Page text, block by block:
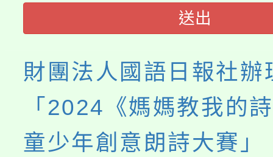
程，歡迎學生輔導中心
系所師生報名參加。
送出
財團法人國語日報社辦
「2024《媽媽教我的
童少年創意朗詩大賽」